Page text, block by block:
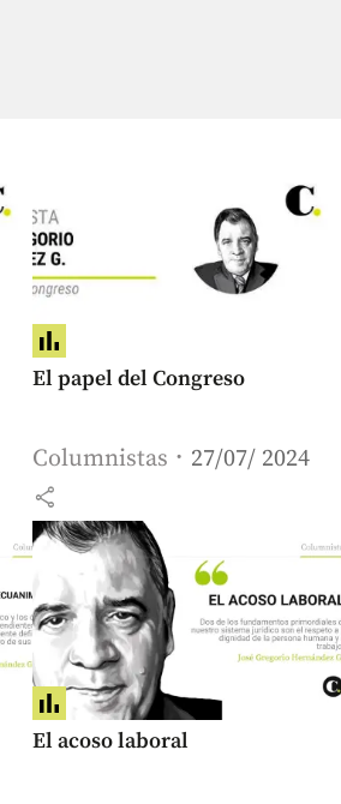
El papel del Congreso
Columnistas 27/07/ 2024
share
El acoso laboral